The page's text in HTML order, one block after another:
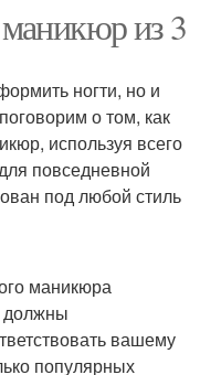
из 3
ногти, но и
о том, как
используя всего
повседневной
под любой стиль
маникюра
должны
вашему
популярных